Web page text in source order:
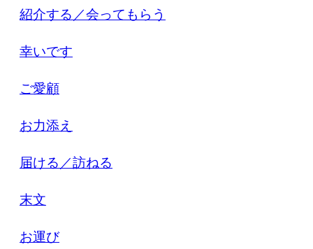
紹介する／会ってもらう
幸いです
ご愛顧
お力添え
届ける／訪ねる
末文
お運び